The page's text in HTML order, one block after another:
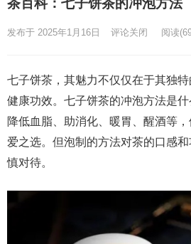
茶百科：七子饼茶的冲泡方法
发布于 2025年1月16日 评论关闭 阅读
七子饼茶，其魅力不仅仅在于其独
健康功效。七子饼茶的冲泡方法是
降低血脂、助消化、暖胃、醒酒等
爱之选。但泡制的方法对茶的口感
慎对待。